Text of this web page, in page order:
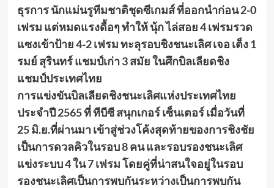
ธุรการ นักแม่นรูทีมชาติชุดซีเกมส์ ที่ออกนำก่อน 2-0
เฟรม แต่หมดแรงดื้อๆ ทำให้ นุ้ก ไล่สอย 4 เฟรมรวด
แซงเข้าป้าย 4-2 เฟรม ทะลุรอบชิงชนะเลิศ เจอ เต็ง 1
รมย์ สุรินทร์ แชมป์เก่า 3 สมัย ในศึกบิลเลียดชิง
แชมป์ประเทศไทย
การแข่งขันบิลเลียดชิงชนะเลิศแห่งประเทศไทย
ประจำปี 2565 ที่ ทีบีซี สนุกเกอร์ เซ็นเตอร์ เมื่อวันที่
25 มิ.ย.ที่ผ่านมา เข้าสู่ช่วงโค้งสุดท้ายของการชิงชัย
เป็นการดวลคิวในรอบ 8 คน และรอบรองชนะเลิศ
แข่งระบบ 4 ใน 7 เฟรม โดยคู่ที่น่าสนใจอยู่ในรอบ
รองชนะเลิศเป็นการพบกันระหว่างเป็นการพบกัน